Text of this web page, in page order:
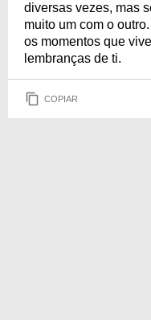
diversas vezes, mas
muito um com o
os momentos que
lembranças de ti.
COPIAR